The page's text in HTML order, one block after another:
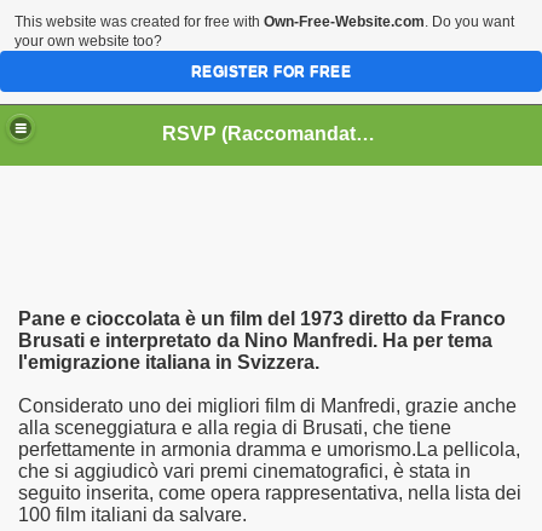
HOME BIOGRAFIE
CINEMA
DATABASE LIBRI
LIBRI
MUSICA
RSVP (Raccomandati Se Vi Piacciono)
Pane e cioccolata è un film del 1973 diretto da Franco
Brusati e interpretato da Nino Manfredi. Ha per tema
l'emigrazione italiana in Svizzera.
Considerato uno dei migliori film di Manfredi, grazie anche
alla sceneggiatura e alla regia di Brusati, che tiene
perfettamente in armonia dramma e umorismo.La pellicola,
che si aggiudicò vari premi cinematografici, è stata in
seguito inserita, come opera rappresentativa, nella lista dei
100 film italiani da salvare.
This website was created for free with Own-Free-Website.com. Do you want
your own website too?
REGISTER FOR FREE